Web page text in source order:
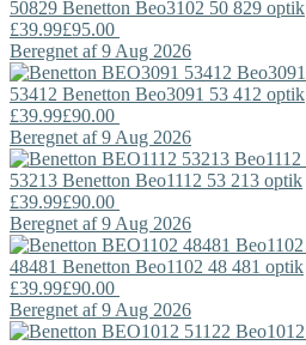
50829 Benetton Beo3102 50 829 optik
£39.99£95.00
Beregnet af 9 Aug 2026
53412 Benetton Beo3091 53 412 optik
£39.99£90.00
Beregnet af 9 Aug 2026
53213 Benetton Beo1112 53 213 optik
£39.99£90.00
Beregnet af 9 Aug 2026
48481 Benetton Beo1102 48 481 optik
£39.99£90.00
Beregnet af 9 Aug 2026